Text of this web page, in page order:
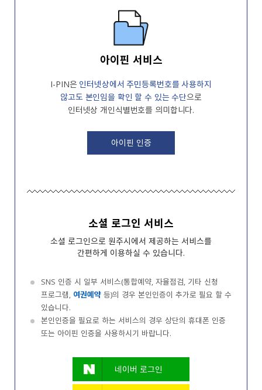
아이핀 서비스
I-PIN은 인터넷상에서 주민등록번호를사용하지
않고도 본인임을 확인 할 수 있는 수단으로
인터넷상 개인식별번호를 의미합니다.
아이핀 인증
소셜 로그인 서비스
소셜 로그인으로 원주시에서 제공하는 서비스를
간편하게 이용하실 수 있습니다.
SNS 인증 시 일부 서비스(통합예약, 자율점검, 기타 신청
프로그램, 여권예약 등)의 경우 본인인증이 추가로 필요 할 수
있습니다.
본인인증을 필요로 하는 서비스의 경우 상단의 휴대폰 인증
또는 아이핀 인증을 사용하시기 바랍니다.
네이버 로그인